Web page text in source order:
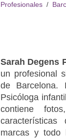
Profesionales
Sarah Degens
un profesional
de Barcelona.
Psicóloga
contiene
características
marcas y todo